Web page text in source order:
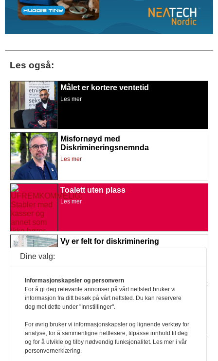
Les også:
Målet er kortere ventetid
Les mer
Misfornøyd med
Diskrimineringsnemnda
Les mer
Toalett uten plass
Les mer
Vy er felt for diskriminering
Glad for klargjøring om videregående
Les mer
Skolestyrt personlig assistanse
Les mer
Dine valg:
Informasjonskapsler og personvern
For å gi deg relevante annonser på vårt nettsted bruker vi
informasjon fra ditt besøk på vårt nettsted. Du kan reservere
deg mot dette under "Innstillinger".
For øvrig bruker vi informasjonskapsler og lignende verktøy for
analyse, for å sammenligne nettlesere, tilpasse innhold til deg
og for å utvikle og tilby nødvendig funksjonalitet. Les mer i vår
personvernerklæring.